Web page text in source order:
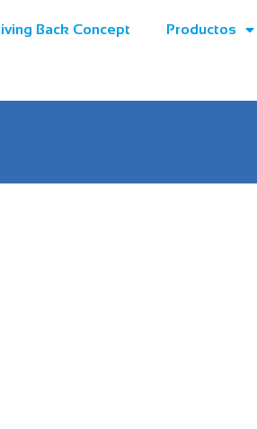
Back Concept Productos